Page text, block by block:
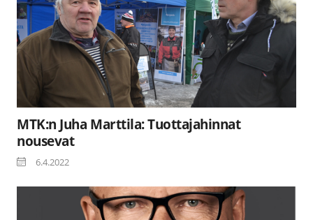
MTK:n Juha Marttila: Tuottajahinnat
nousevat
6.4.2022